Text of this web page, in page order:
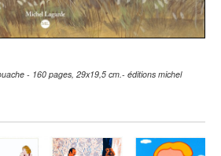
- 160 pages, 29x19,5 cm.- éditions michel